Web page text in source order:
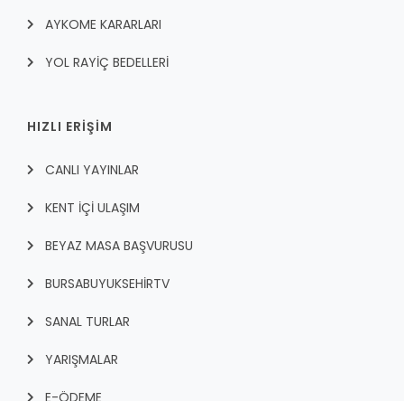
AYKOME KARARLARI
YOL RAYİÇ BEDELLERİ
HIZLI ERİŞİM
CANLI YAYINLAR
KENT İÇI ULAŞIM
BEYAZ MASA BAŞVURUSU
BURSABUYUKSEHIRTV
SANAL TURLAR
YARIŞMALAR